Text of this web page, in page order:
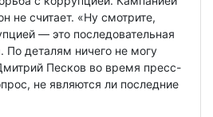
не считает. «Ну смотрите,
— это последовательная
По деталям ничего не могу
Песков во время пресс-
не являются ли последние